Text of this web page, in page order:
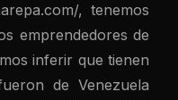
, tenemos
emprendedores de
inferir que tienen
de Venezuela